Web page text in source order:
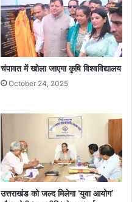
चंपावत में खोला जाएगा कृषि विश्वविद्यालय
October 24, 2025
उत्तराखंड को जल्द मिलेगा ‘युवा आयोग’